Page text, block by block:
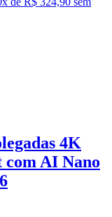
4K
AI Nano